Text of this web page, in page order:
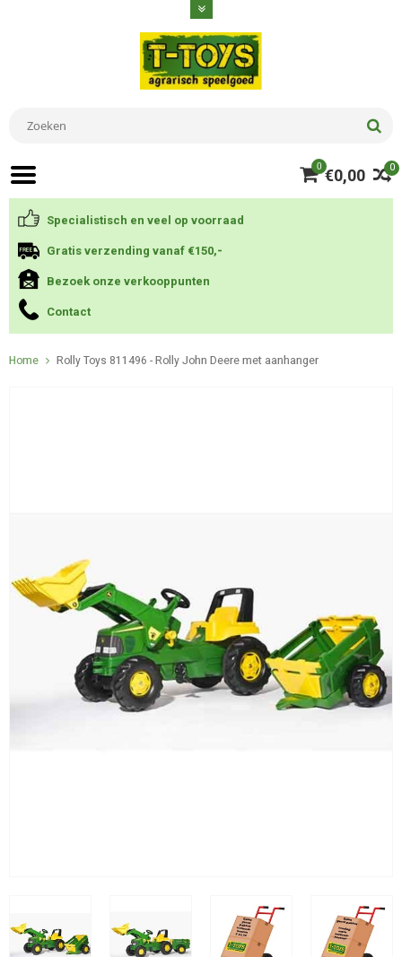
0
0 €0,00
Specialistisch en veel op voorraad
Gratis verzending vanaf €150,-
Bezoek onze verkooppunten
Contact
Home Rolly Toys 811496 - Rolly John Deere met aanhanger